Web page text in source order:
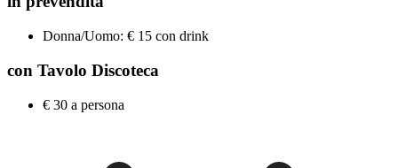
Donna/Uomo: € 15 con drink
con Tavolo Discoteca
€ 30 a persona